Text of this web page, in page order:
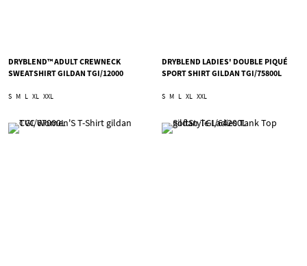
DRYBLEND™ ADULT CREWNECK
SWEATSHIRT GILDAN TGI/12000
S M L XL XXL
DRYBLEND LADIES' DOUBLE PIQUÉ
SPORT SHIRT GILDAN TGI/75800L
S M L XL XXL